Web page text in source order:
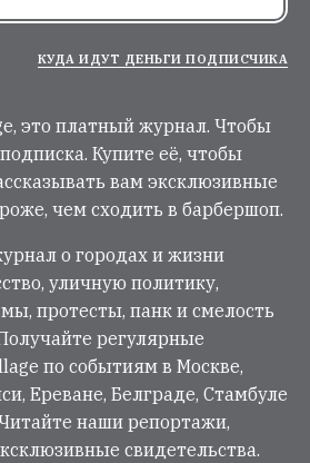
КУДА ИДУТ ДЕНЬГИ ПОДПИСЧИКА
это платный журнал. Чтобы
Купите её, чтобы
вам эксклюзивные
чем сходить в барбершоп.
о городах и жизни
уличную политику,
протесты, панк и смелость
регулярные
по событиям в Москве,
Ереване, Белграде, Стамбуле
наши репортажи,
свидетельства.